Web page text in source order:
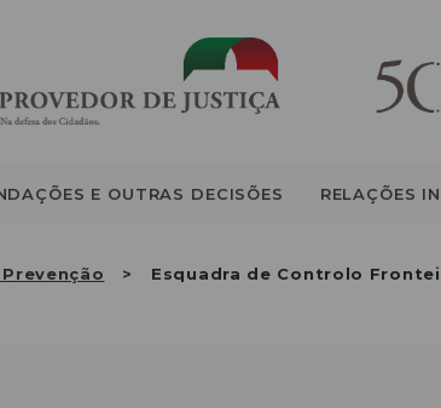
E OUTRAS DECISÕES RELAÇÕES
Esquadra de Controlo
QUEM SOMOS
ATIVIDADE
RECOMENDAÇÕES E